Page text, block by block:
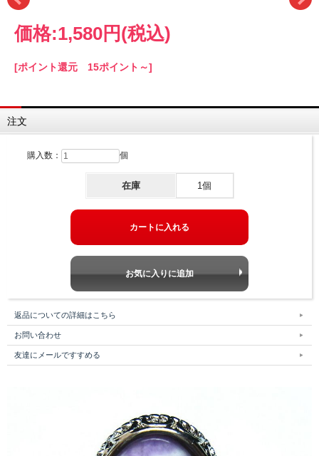
価格:1,580円 (税込)
[ポイント還元 15ポイント～]
注文
購入数： 個
在庫 1個
返品についての詳細はこちら
お問い合わせ
友達にメールですすめる